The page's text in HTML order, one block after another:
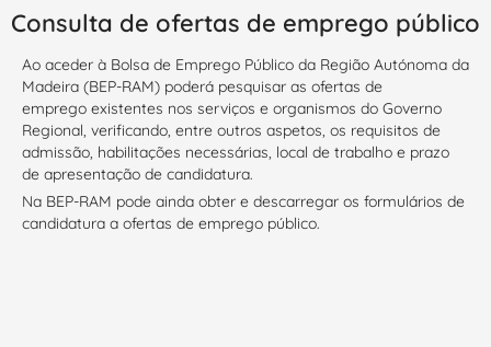
Consulta de ofertas de emprego público
Ao aceder à Bolsa de Emprego Público da Região Autónoma da
Madeira (BEP-RAM) poderá pesquisar as ofertas de
emprego existentes nos serviços e organismos do Governo
Regional, verificando, entre outros aspetos, os requisitos de
admissão, habilitações necessárias, local de trabalho e prazo
de apresentação de candidatura.
Na BEP-RAM pode ainda obter e descarregar os formulários de
candidatura a ofertas de emprego público.